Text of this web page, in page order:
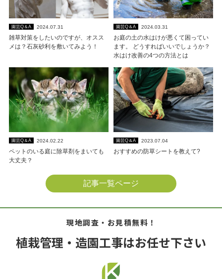
園芸Q＆A 2024.07.31
雑草対策をしたいのですが、オスス
メは？石灰砂利を敷いてみよう！
園芸Q＆A 2024.03.31
お庭の土の水はけが悪くて困ってい
ます。 どうすればいいでしょうか？
水はけ改善の4つの方法とは
園芸Q＆A 2024.02.22
ペットのいる庭に除草剤をまいても
大丈夫？
園芸Q＆A 2023.07.04
おすすめの防草シートを教えて?
記事一覧ページ
現地調査・お見積無料！
植栽管理・造園工事はお任せ下さい